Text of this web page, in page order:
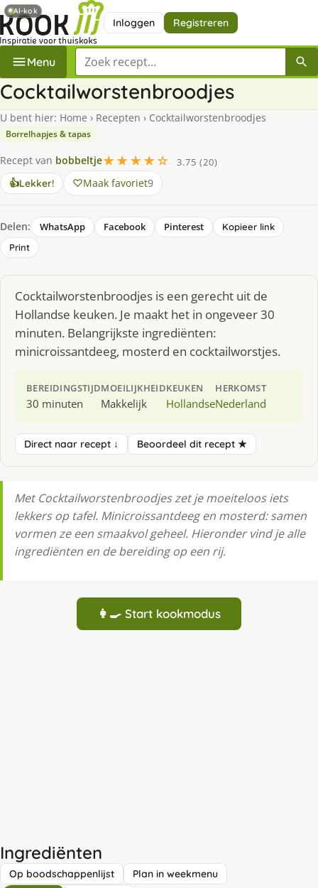
Inloggen Registreren
Menu Zoek een recept
Cocktailworstenbroodjes
U bent hier: Home › Recepten › Cocktailworstenbroodjes
Borrelhapjes & tapas
Recept van bobbeltje★★★★☆
3.75 (20)
👍Lekker! Maak favoriet9
Delen: WhatsApp Facebook Pinterest
Kopieer link
Print
Cocktailworstenbroodjes is een gerecht uit de
Hollandse keuken. Je maakt het in ongeveer 30
minuten. Belangrijkste ingrediënten:
minicroissantdeeg, mosterd en cocktailworstjes.
BEREIDINGSTIJD
30 minuten
MOEILIJKHEID
Makkelijk
KEUKEN
Hollandse
HERKOMST
Nederland
Direct naar recept ↓ Beoordeel dit recept ★
Met Cocktailworstenbroodjes zet je moeiteloos iets
lekkers op tafel. Minicroissantdeeg en mosterd: samen
vormen ze een smaakvol geheel. Hieronder vind je alle
ingrediënten en de bereiding op een rij.
👩‍🍳 Start kookmodus
Ingrediënten
Op boodschappenlijst Plan in weekmenu
AI-kok